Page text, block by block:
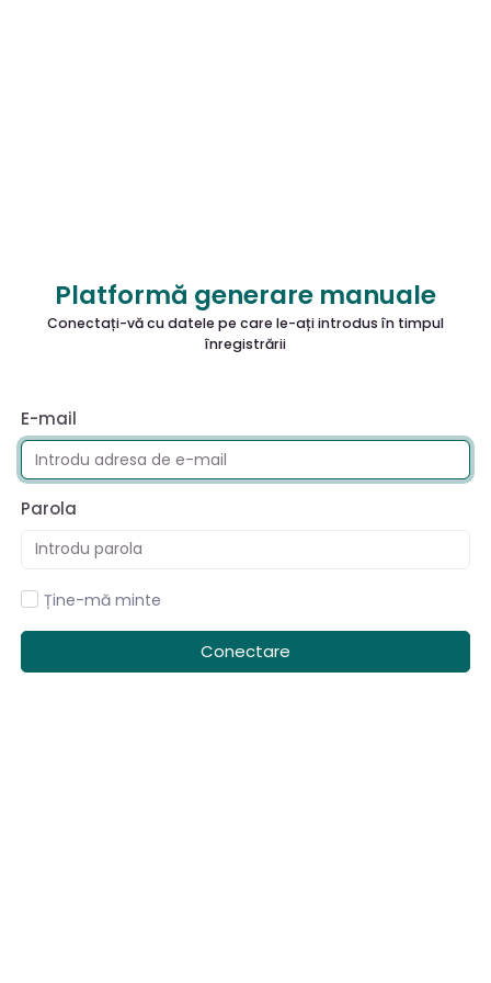
Platformă generare manuale
Conectați-vă cu datele pe care le-ați introdus în timpul
înregistrării
E-mail
Parola
Ține-mă minte
Conectare